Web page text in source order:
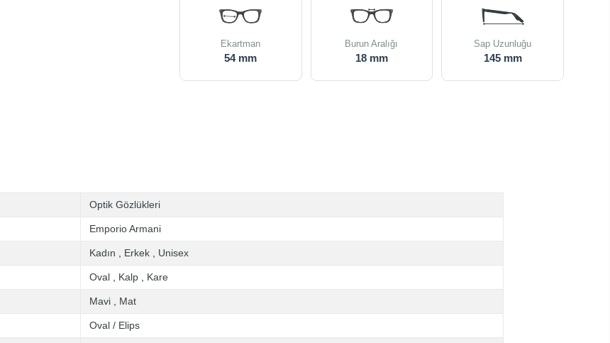
Ekartman
54 mm
Burun Aralığı
18 mm
Sap Uzunluğu
145 mm
Optik Gözlükleri
Emporio Armani
Kadın Erkek Unisex
Oval Kalp Kare
Mavi Mat
Oval / Elips